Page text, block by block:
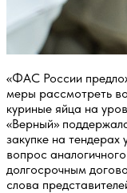
«ФАС России
меры рассмотреть
куриные яйца на
«Верный»
закупке на
вопрос
долгосрочным
слова